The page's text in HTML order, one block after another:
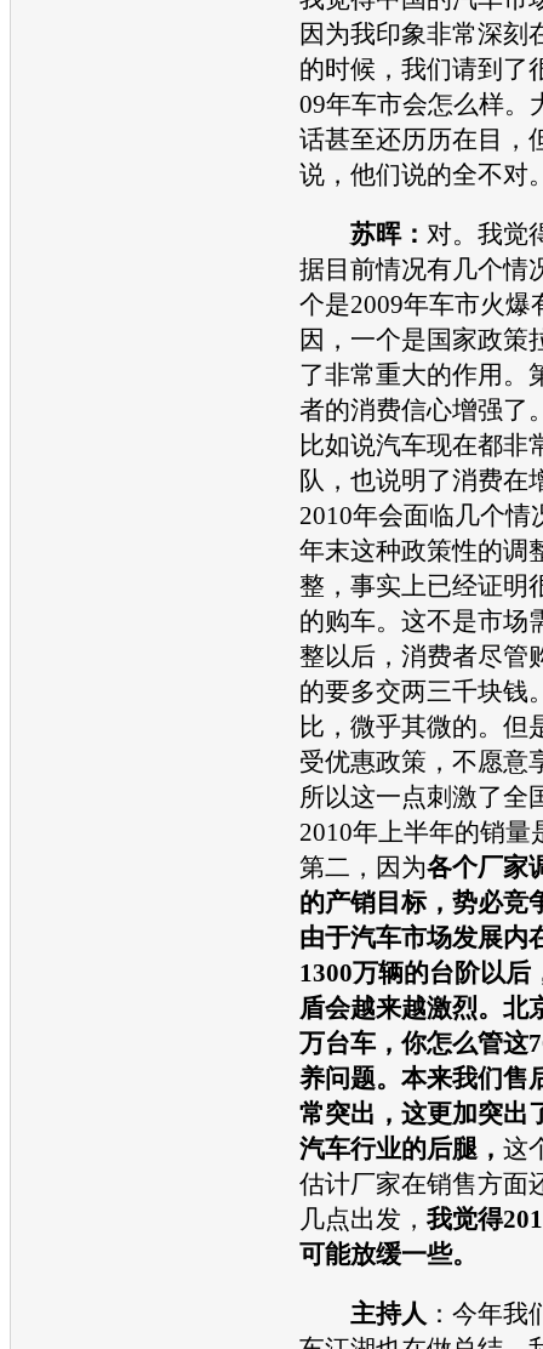
因为我印象非常深刻
的时候，我们请到了
09年车市会怎么样。
话甚至还历历在目，
说，他们说的全不对
苏晖： 对。我觉
据目前情况有几个情
个是2009年车市火爆
因，一个是国家政策
了非常重大的作用。
者的消费信心增强了
比如说汽车现在都非
队，也说明了消费在
2010年会面临几个情
年末这种政策性的调
整，事实上已经证明
的购车。这不是市场
整以后，消费者尽管
的要多交两三千块钱
比，微乎其微的。但
受优惠政策，不愿意
所以这一点刺激了全
2010年上半年的销量
第二，因为各个厂家
的产销目标，势必竞
由于汽车市场发展内
1300万辆的台阶以后
盾会越来越激烈。北
万台车，你怎么管这
养问题。本来我们售
常突出，这更加突出
汽车行业的后腿， 这
估计厂家在销售方面
几点出发， 我觉得
可能放缓一些。
主持人 ：今年我